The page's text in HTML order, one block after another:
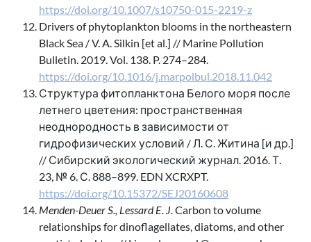
https://doi.org/10.1007/s10750-015-2219-z
Drivers of phytoplankton blooms in the northeastern
Black Sea / V. A. Silkin [et al.] // Marine Pollution
Bulletin. 2019. Vol. 138. P. 274–284.
https://doi.org/10.1016/j.marpolbul.2018.11.042
Структура фитопланктона Белого моря после
летнего цветения: пространственная
неоднородность в зависимости от
гидрофизических условий / Л. С. Житина [и др.]
// Сибирский экологический журнал. 2016. Т.
23, № 6. С. 888–899. EDN XCRXPT.
https://doi.org/10.15372/SEJ20160608
Menden-Deuer S., Lessard E. J.Carbon to volume
relationships for dinoflagellates, diatoms, and other